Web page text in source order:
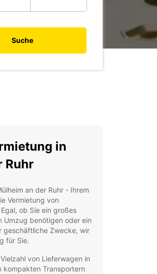
Suche
in
Ruhr
an der Ruhr - Ihrem
Vermietung von
ob Sie ein großes
Umzug benötigen oder ein
geschäftliche Zwecke, wir
für Sie.
von Lieferwagen in
kompakten Transportern